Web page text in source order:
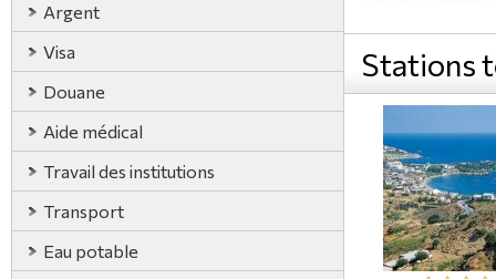
Argent
Visa
Douane
Aide médical
Travail des institutions
Transport
Eau potable
Stations